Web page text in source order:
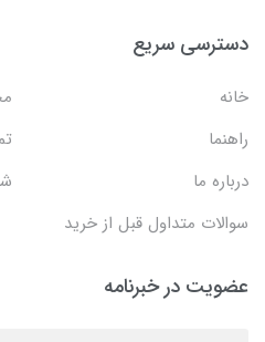
دسترسی سریع
خانه
راهنما
درباره ما
سوالات متداول قبل از خرید
عضویت در خبرنامه